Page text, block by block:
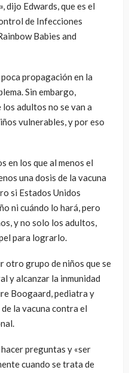
dijo Edwards, que es el
de Infecciones
Babies and
propagación en la
Sin embargo,
adultos no se van a
vulnerables, y por eso
en los que al menos el
una dosis de la vacuna
si Estados Unidos
ni cuándo lo hará, pero
y no solo los adultos,
para lograrlo.
otro grupo de niños que se
y alcanzar la inmunidad
Boogaard, pediatra y
la vacuna contra el
preguntas y «ser
cuando se trata de